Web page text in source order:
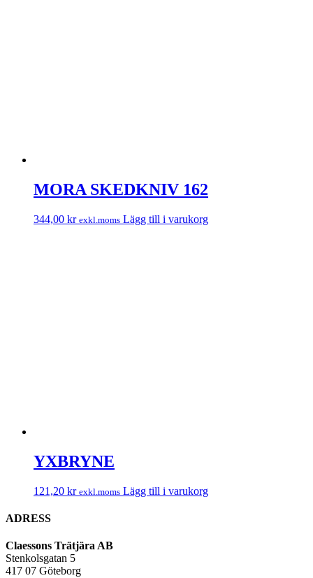
MORA SKEDKNIV 162
344,00 kr exkl.moms Lägg till i varukorg
YXBRYNE
121,20 kr exkl.moms Lägg till i varukorg
ADRESS
Claessons Trätjära AB
Stenkolsgatan 5
417 07 Göteborg